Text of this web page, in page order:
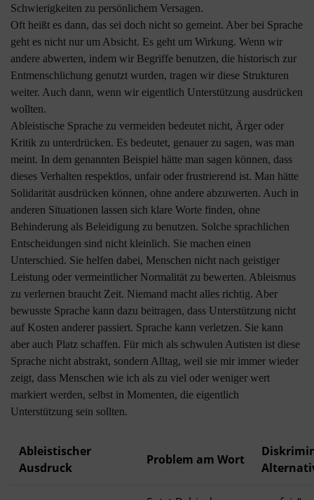
Schwierigkeiten zu persönlichem Versagen.
Oft heißt es dann, das sei doch nicht so gemeint. Aber bei Sprache
geht es nicht nur um Absicht. Es geht um Wirkung. Wenn wir
andere abwerten, indem wir Begriffe benutzen, die historisch zur
Entmenschlichung genutzt wurden, tragen wir diese Strukturen
weiter. Auch dann, wenn wir eigentlich Unterstützung ausdrücken
wollten.
Ableistische Sprache zu vermeiden bedeutet nicht, Ärger oder
Kritik zu unterdrücken. Es bedeutet, genauer zu sagen, was man
meint. In dem genannten Beispiel hätte man sagen können, dass
dieses Verhalten respektlos, unfair oder frustrierend ist. Man hätte
Solidarität ausdrücken können, ohne andere abzuwerten. Auch in
anderen Situationen lassen sich klare Worte finden, ohne
Behinderung als Beleidigung zu benutzen. Solche sprachlichen
Entscheidungen sind nicht kleinlich. Sie machen einen
Unterschied. Sie helfen dabei, Menschen nicht nach geistiger
Leistung oder vermeintlicher Normalität zu bewerten. Ableismus
zu verlernen braucht Zeit. Niemand macht alles richtig. Aber
bewusste Sprache kann dazu beitragen, dass Unterstützung nicht
auf Kosten anderer passiert. Sprache kann verletzen. Sie kann
aber auch Platz schaffen. Für mich als schwulen Autisten ist diese
Sprache nicht abstrakt, sondern Alltag, weil sie mir immer wieder
zeigt, dass Menschen wie ich als zu viel oder weniger wert
markiert werden, selbst in Momenten, die eigentlich
Unterstützung sein sollten.
Ableistischer
Ausdruck
Problem am Wort